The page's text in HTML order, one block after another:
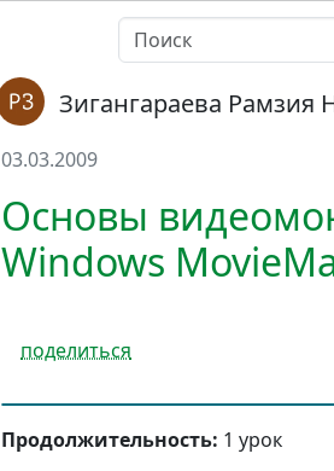
Зигангараева Рамзия
03.03.2009
Основы
Windows
поделиться
Продолжительность: 1 урок